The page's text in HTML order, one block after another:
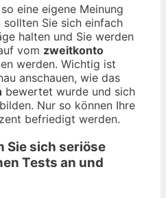
eine eigene Meinung
Sie sich einfach
halten und Sie werden
vom zweitkonto
werden. Wichtig ist
anschauen, wie das
bewertet wurde und sich
Nur so können Ihre
befriedigt werden.
Sie sich seriöse
Tests an und